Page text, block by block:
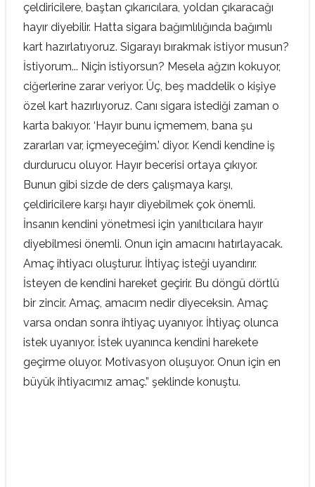
çeldiricilere, baştan çıkarıcılara, yoldan çıkaracağı
hayır diyebilir. Hatta sigara bağımlılığında bağımlı
kart hazırlatıyoruz. Sigarayı bırakmak istiyor musun?
İstiyorum... Niçin istiyorsun? Mesela ağzın kokuyor,
ciğerlerine zarar veriyor. Üç, beş maddelik o kişiye
özel kart hazırlıyoruz. Canı sigara istediği zaman o
karta bakıyor. ‘Hayır bunu içmemem, bana şu
zararları var, içmeyeceğim.’ diyor. Kendi kendine iş
durdurucu oluyor. Hayır becerisi ortaya çıkıyor.
Bunun gibi sizde de ders çalışmaya karşı,
çeldiricilere karşı hayır diyebilmek çok önemli.
İnsanın kendini yönetmesi için yanıltıcılara hayır
diyebilmesi önemli. Onun için amacını hatırlayacak.
Amaç ihtiyacı oluşturur. İhtiyaç isteği uyandırır.
İsteyen de kendini hareket geçirir. Bu döngü dörtlü
bir zincir. Amaç, amacım nedir diyeceksin. Amaç
varsa ondan sonra ihtiyaç uyanıyor. İhtiyaç olunca
istek uyanıyor. İstek uyanınca kendini harekete
geçirme oluyor. Motivasyon oluşuyor. Onun için en
büyük ihtiyacımız amaç.” şeklinde konuştu.